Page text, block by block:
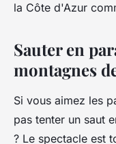
la Côte d'Azur
Sauter en
montagnes
Si vous aimez les
pas tenter un saut
? Le spectacle est